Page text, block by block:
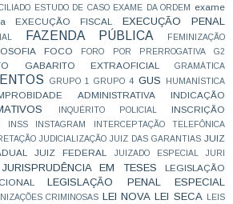
ESTUDO DE CASO EXAME DA ORDEM
exame
EXECUÇÃO FISCAL EXECUÇÃO PENAL
FAZENDA PÚBLICA FEMINIZAÇÃO
FOCO FORO POR PRERROGATIVA
G2
GABARITO EXTRAOFICIAL GRAMÁTICA
GRUPO 1 GRUPO 4 GUS
HUMANÍSTICA
ADMINISTRATIVA
INDICAÇÃO
INQUÉRITO POLICIAL
INSCRIÇÃO
INSS INSTAGRAM INTERCEPTAÇÃO TELEFÔNICA
JUDICIALIZAÇÃO JUIZ DAS GARANTIAS JUIZ
JUIZ FEDERAL JUIZADO ESPECIAL JURI
JURISPRUDÊNCIA EM TESES
LEGISLAÇÃO
LEGISLAÇÃO PENAL ESPECIAL
CRIMINOSAS LEI NOVA LEI SECA
LEIS